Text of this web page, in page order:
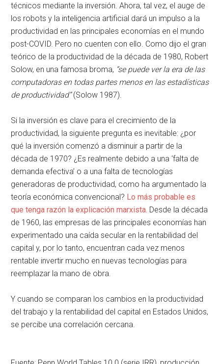
técnicos mediante la inversión. Ahora, tal vez, el auge de
los robots y la inteligencia artificial dará un impulso a la
productividad en las principales economías en el mundo
post-COVID. Pero no cuenten con ello. Como dijo el gran
teórico de la productividad de la década de 1980, Robert
Solow, en una famosa broma, “se puede ver la era de las
computadoras en todas partes menos en las estadísticas
de productividad”(Solow 1987).
Si la inversión es clave para el crecimiento de la
productividad, la siguiente pregunta es inevitable: ¿por
qué la inversión comenzó a disminuir a partir de la
década de 1970? ¿Es realmente debido a una ‘falta de
demanda efectiva’ o a una falta de tecnologías
generadoras de productividad, como ha argumentado la
teoría económica convencional? Lo más probable es
que tenga razón la explicación marxista. Desde la década
de 1960, las empresas de las principales economías han
experimentado una caída secular en la rentabilidad del
capital y, por lo tanto, encuentran cada vez menos
rentable invertir mucho en nuevas tecnologías para
reemplazar la mano de obra.
Y cuando se comparan los cambios en la productividad
del trabajo y la rentabilidad del capital en Estados Unidos,
se percibe una correlación cercana.